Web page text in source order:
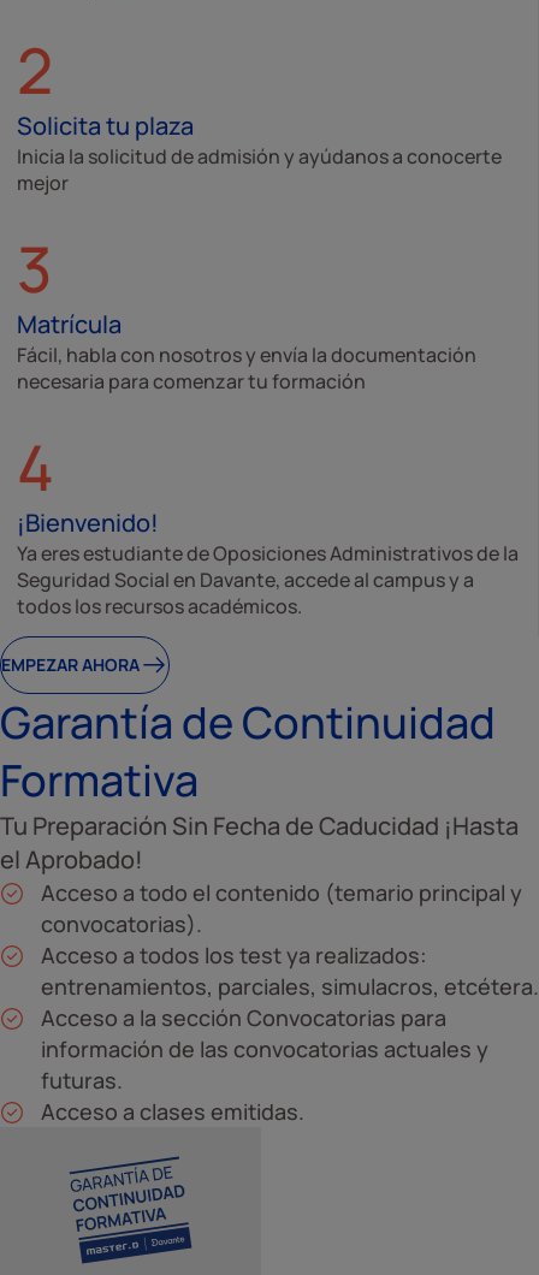
2
Solicita tu plaza
Inicia la solicitud de admisión y ayúdanos a conocerte
mejor
3
Matrícula
Fácil, habla con nosotros y envía la documentación
necesaria para comenzar tu formación
4
¡Bienvenido!
Ya eres estudiante de Oposiciones Administrativos de la
Seguridad Social en Davante, accede al campus y a
todos los recursos académicos.
EMPEZAR AHORA
Garantía de Continuidad
Formativa
Tu Preparación Sin Fecha de Caducidad ¡Hasta
el Aprobado!
Acceso a todo el contenido (temario principal y
convocatorias).
Acceso a todos los test ya realizados:
entrenamientos, parciales, simulacros, etcétera.
Acceso a la sección Convocatorias para
información de las convocatorias actuales y
futuras.
Acceso a clases emitidas.